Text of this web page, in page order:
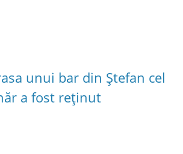
unui bar din Ștefan cel
a fost reținut